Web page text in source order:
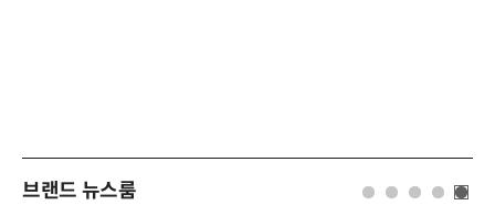
브랜드 뉴스룸